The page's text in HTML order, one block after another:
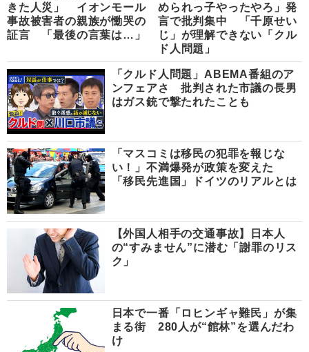
きた人災」 イオンモール
事故被害者の親族が慟哭の
証言 「最後の言葉は…」
められっ子やったやろ」発
言で批判集中 「千原せい
じ」が理解できない「クル
ド人問題」
「クルド人問題」ABEMA番組のア
ンフェアさ 批判された市議の長男
はガス銃で撃たれたことも
「マスコミは移民の犯罪を報じな
い！」不満爆発が政策を変えた
「移民先進国」ドイツのリアルとは
【外国人相手の交通事故】日本人
の“すみません”に潜む「謝罪のリス
ク」
日本で一番「ロヒンギャ難民」が集
まる街 280人が“館林”を選んだわ
け